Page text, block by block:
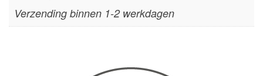
Verzending binnen 1-2 werkdagen